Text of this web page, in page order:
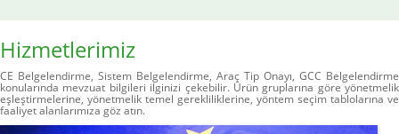
Hizmetlerimiz
CE Belgelendirme, Sistem Belgelendirme, Araç Tip Onayı, GCC Belgelendirme
konularında mevzuat bilgileri ilginizi çekebilir. Ürün gruplarına göre yönetmelik
eşleştirmelerine, yönetmelik temel gerekliliklerine, yöntem seçim tablolarına ve
faaliyet alanlarımıza göz atın.